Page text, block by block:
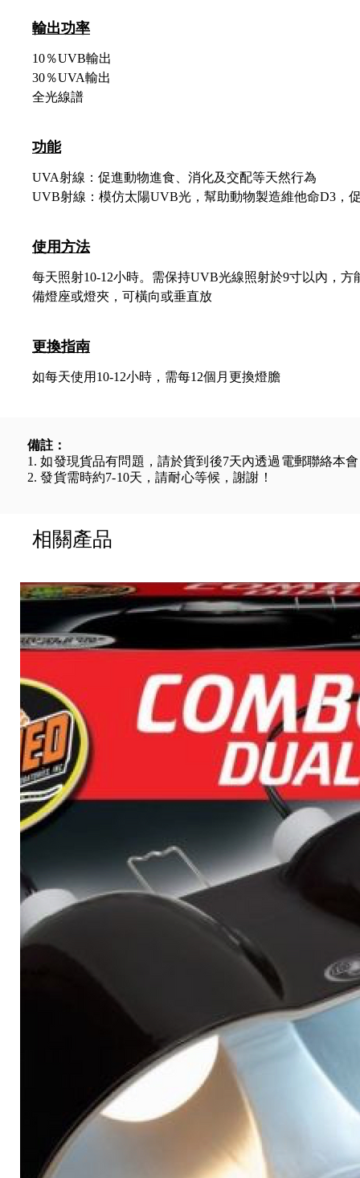
輸出功率
10％UVB輸出
30％UVA輸出
全光線譜
功能
UVA射線：促進動物進食、消化及交配等天然行為
UVB射線：模仿太陽UVB光，幫助動物製造維他命D3，
使用方法
每天照射10-12小時。需保持UVB光線照射於9寸以內，方
備燈座或燈夾，可橫向或垂直放
更換指南
如每天使用10-12小時，需每12個月更換燈膽
備註：
1. 如發現貨品有問題，請於貨到後7天內透過電郵聯絡本
2. 發貨需時約7-10天，請耐心等候，謝謝！
相關產品